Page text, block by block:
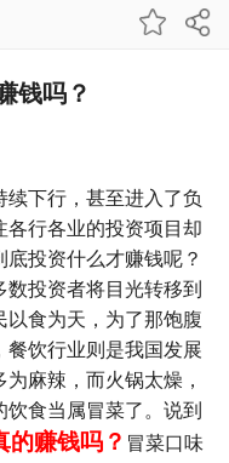
钱吗？
下行，甚至进入了负
行各业的投资项目却
投资什么才赚钱呢？
投资者将目光转移到
以食为天，为了那饱腹
餐饮行业则是我国发展
麻辣，而火锅太燥，
食当属冒菜了。说到
的赚钱吗？ 冒菜口味